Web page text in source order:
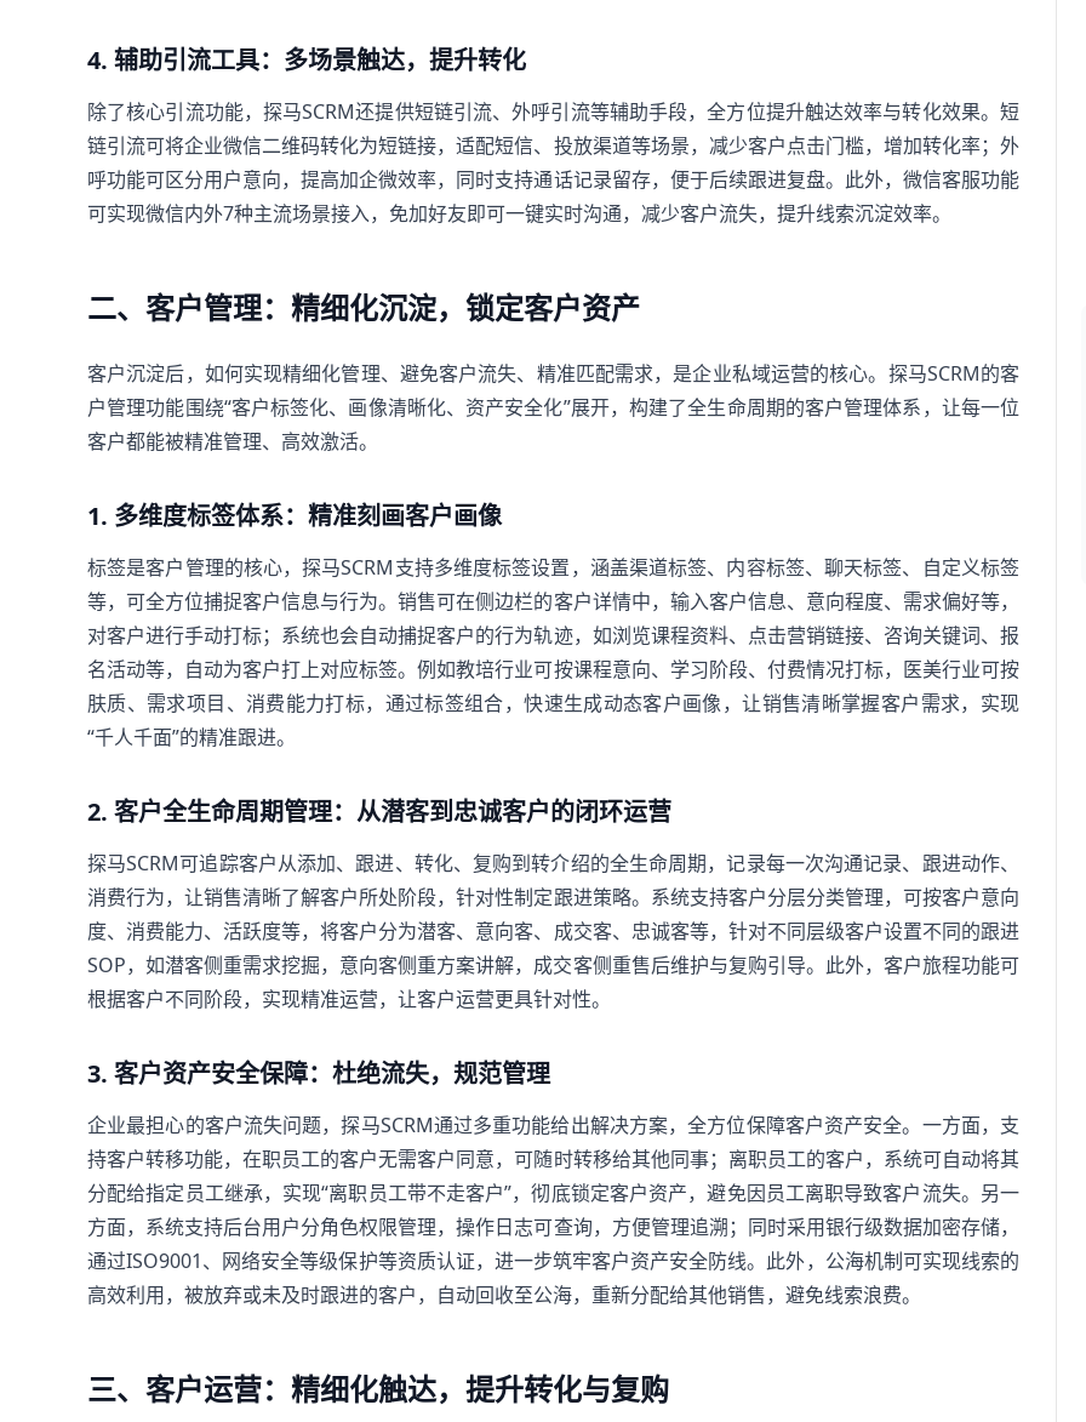
4. 辅助引流工具：多场景触达，提升转化
除了核心引流功能，探马SCRM还提供短链引流、外呼引流等辅助手段，全方位提升触达效率与转化效果。短
链引流可将企业微信二维码转化为短链接，适配短信、投放渠道等场景，减少客户点击门槛，增加转化率；外
呼功能可区分用户意向，提高加企微效率，同时支持通话记录留存，便于后续跟进复盘。此外，微信客服功能
可实现微信内外7种主流场景接入，免加好友即可一键实时沟通，减少客户流失，提升线索沉淀效率。
二、客户管理：精细化沉淀，锁定客户资产
客户沉淀后，如何实现精细化管理、避免客户流失、精准匹配需求，是企业私域运营的核心。探马SCRM的客
户管理功能围绕“客户标签化、画像清晰化、资产安全化”展开，构建了全生命周期的客户管理体系，让每一位
客户都能被精准管理、高效激活。
1. 多维度标签体系：精准刻画客户画像
标签是客户管理的核心，探马SCRM支持多维度标签设置，涵盖渠道标签、内容标签、聊天标签、自定义标签
等，可全方位捕捉客户信息与行为。销售可在侧边栏的客户详情中，输入客户信息、意向程度、需求偏好等，
对客户进行手动打标；系统也会自动捕捉客户的行为轨迹，如浏览课程资料、点击营销链接、咨询关键词、报
名活动等，自动为客户打上对应标签。例如教培行业可按课程意向、学习阶段、付费情况打标，医美行业可按
肤质、需求项目、消费能力打标，通过标签组合，快速生成动态客户画像，让销售清晰掌握客户需求，实现
“千人千面”的精准跟进。
2. 客户全生命周期管理：从潜客到忠诚客户的闭环运营
探马SCRM可追踪客户从添加、跟进、转化、复购到转介绍的全生命周期，记录每一次沟通记录、跟进动作、
消费行为，让销售清晰了解客户所处阶段，针对性制定跟进策略。系统支持客户分层分类管理，可按客户意向
度、消费能力、活跃度等，将客户分为潜客、意向客、成交客、忠诚客等，针对不同层级客户设置不同的跟进
SOP，如潜客侧重需求挖掘，意向客侧重方案讲解，成交客侧重售后维护与复购引导。此外，客户旅程功能可
根据客户不同阶段，实现精准运营，让客户运营更具针对性。
3. 客户资产安全保障：杜绝流失，规范管理
企业最担心的客户流失问题，探马SCRM通过多重功能给出解决方案，全方位保障客户资产安全。一方面，支
持客户转移功能，在职员工的客户无需客户同意，可随时转移给其他同事；离职员工的客户，系统可自动将其
分配给指定员工继承，实现“离职员工带不走客户”，彻底锁定客户资产，避免因员工离职导致客户流失。另一
方面，系统支持后台用户分角色权限管理，操作日志可查询，方便管理追溯；同时采用银行级数据加密存储，
通过ISO9001、网络安全等级保护等资质认证，进一步筑牢客户资产安全防线。此外，公海机制可实现线索的
高效利用，被放弃或未及时跟进的客户，自动回收至公海，重新分配给其他销售，避免线索浪费。
三、客户运营：精细化触达，提升转化与复购